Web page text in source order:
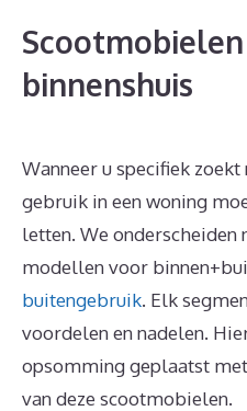
binnenshuis
Wanneer u specifiek
gebruik in een woning
letten. We
modellen voor
buitengebruik. Elk
voordelen en nadelen.
opsomming geplaatst met
van deze scootmobielen.